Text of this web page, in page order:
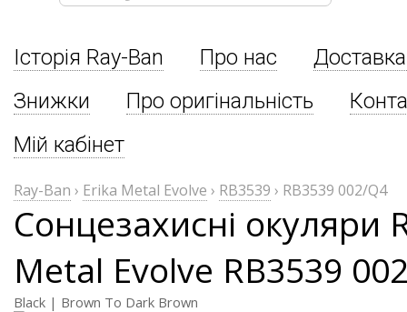
Історія Ray-Ban Про нас
Знижки
Про оригінальність
Мій кабінет
Ray-Ban › Erika Metal Evolve › RB3539 › RB3539 002/Q4
Сонцезахисні окуляри
Metal Evolve RB3539
Black | Brown To Dark Brown